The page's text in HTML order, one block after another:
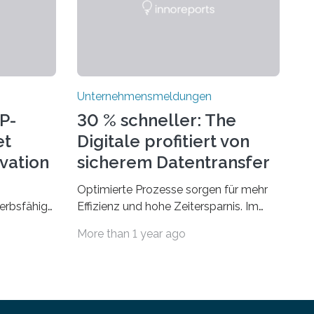
Unternehmensmeldungen
30 % schneller: The
Digitale profitiert von
sicherem Datentransfer
mit Dropbox
Optimierte Prozesse sorgen für mehr
Effizienz und hohe Zeitersparnis. Im
mehrere Gigabyte Daten das
More than 1 year ago